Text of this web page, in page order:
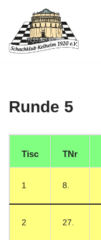
Zum
Inhalt
Runde 5
Tisc TNr
1 8.
2 27.